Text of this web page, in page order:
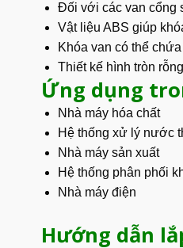
Đối với các van cổng
Vật liệu ABS giúp
Khóa van có thể
Thiết kế hình tròn
Ứng dụng
Nhà máy hóa chất
Hệ thống xử lý nước
Nhà máy sản xuất
Hệ thống phân phối
Nhà máy điện
Hướng dẫn